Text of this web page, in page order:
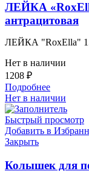
ЛЕЙКА
антрацитовая
ЛЕЙКА "RoxElla"
Нет в наличии
1208 ₽
Подробнее
Нет в наличии
Быстрый просмотр
Добавить в
Закрыть
Колышек для